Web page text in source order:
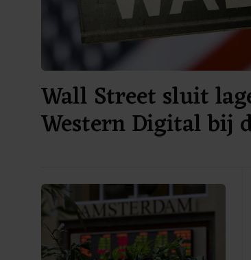
Wall Street sluit
Western Digital bij